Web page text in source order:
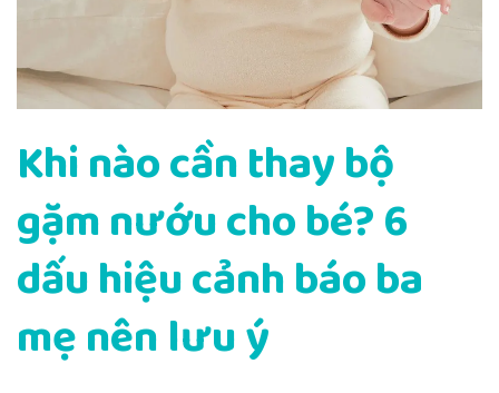
Khi nào cần thay bộ
gặm nướu cho bé? 6
dấu hiệu cảnh báo ba
mẹ nên lưu ý